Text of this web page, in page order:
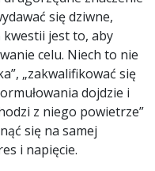
się dziwne,
kwestii jest to, aby
celu. Niech to nie
„zakwalifikować się
dojdzie i
z niego powietrze”
się na samej
i napięcie.